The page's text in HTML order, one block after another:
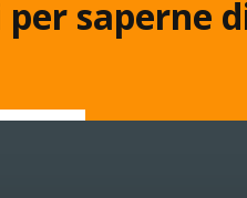
saperne